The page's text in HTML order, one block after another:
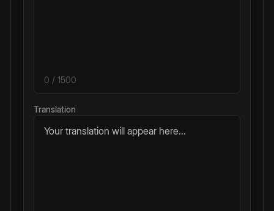
0 / 1500
Translation
Your translation will appear here...